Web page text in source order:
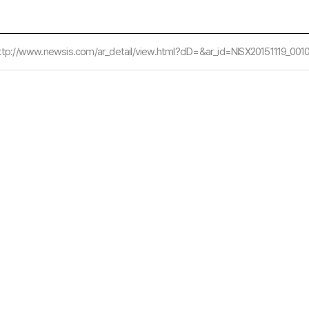
www.newsis.com/ar_detail/